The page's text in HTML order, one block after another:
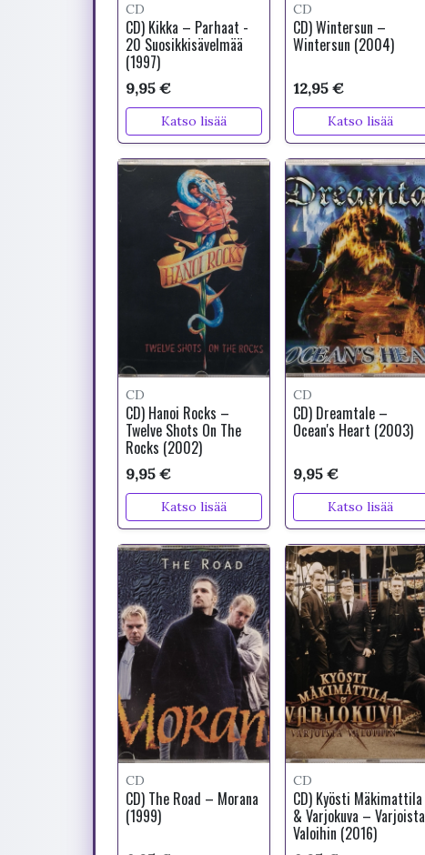
CD
CD) Kikka – Parhaat -
20 Suosikkisävelmää
(1997)
9,95 €
Katso lisää
CD
CD) Wintersun –
Wintersun (2004)
12,95 €
Katso lisää
CD
CD) Hanoi Rocks –
Twelve Shots On The
Rocks (2002)
9,95 €
Katso lisää
CD
CD) Dreamtale –
Ocean's Heart (2003)
9,95 €
Katso lisää
CD
CD) The Road – Morana
(1999)
CD
CD) Kyösti Mäkimattila
& Varjokuva – Varjoista
Valoihin (2016)